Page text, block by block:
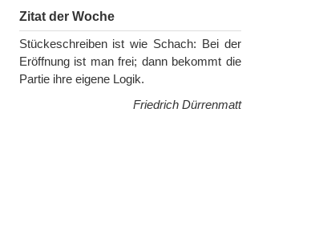
Zitat der Woche
Stückeschreiben ist wie Schach: Bei der
Eröffnung ist man frei; dann bekommt die
Partie ihre eigene Logik.
Friedrich Dürrenmatt